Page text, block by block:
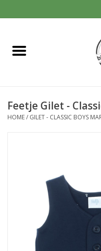
Home
Baby
Schoenen en Tassen
Speelgoed
Feetje Gilet -
HOME/ GILET - CLASSIC BOYS